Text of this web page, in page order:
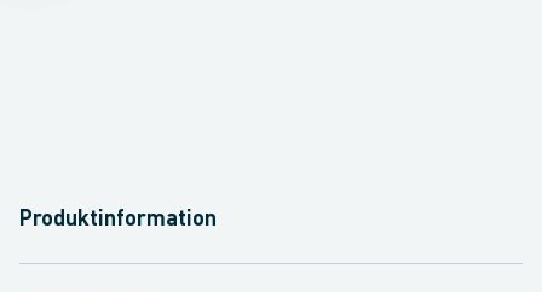
Produktinformation